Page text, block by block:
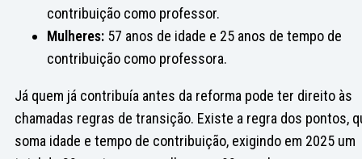
contribuição como professor.
Mulheres: 57 anos de idade e 25 anos de tempo de
contribuição como professora.
Já quem já contribuía antes da reforma pode ter direito às
chamadas regras de transição. Existe a regra dos pontos,
soma idade e tempo de contribuição, exigindo em 2025 um